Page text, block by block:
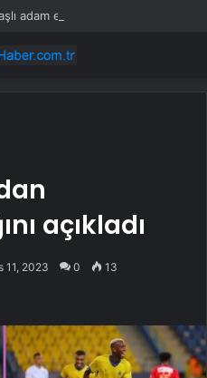
adam evinde ölü bulundu
açıkladı
11, 2023 0 13